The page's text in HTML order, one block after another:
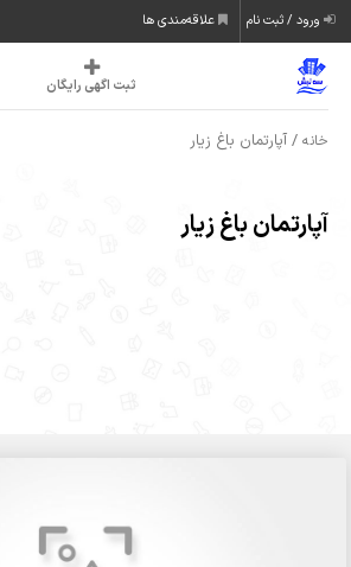
ورود / ثبت نام علاقه‌مندی ها
ثبت اگهی رایگان
خانه / آپارتمان باغ زیار
آپارتمان باغ زیار